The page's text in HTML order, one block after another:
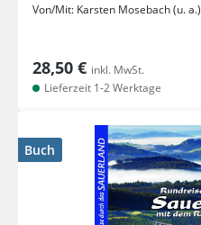
Von/Mit: Karsten Mosebach (u. a.)
28,50 € inkl. MwSt.
Lieferzeit 1-2 Werktage
Buch